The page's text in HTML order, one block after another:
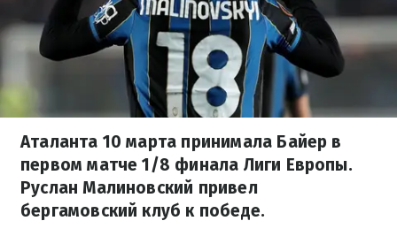
Аталанта 10 марта принимала Байер в
первом матче 1/8 финала Лиги Европы.
Руслан Малиновский привел
бергамовский клуб к победе.